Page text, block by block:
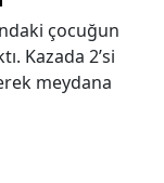
çocuğun
Kazada 2’si
meydana